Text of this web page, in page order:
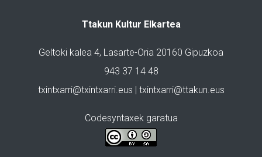
Ttakun Kultur Elkartea
Geltoki kalea 4, Lasarte-Oria 20160 Gipuzkoa
943 37 14 48
txintxarri@txintxarri.eus | txintxarri@ttakun.eus
Codesyntaxek garatua